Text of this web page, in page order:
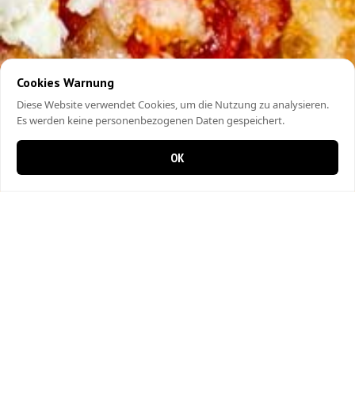
Cookies Warnung
Diese Website verwendet Cookies, um die Nutzung zu analysieren.
Es werden keine personenbezogenen Daten gespeichert.
OK